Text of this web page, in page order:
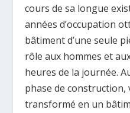
cours de sa longue
années d’occupation
bâtiment d’une seule
rôle aux hommes et
heures de la journée.
phase de construction,
transformé en un